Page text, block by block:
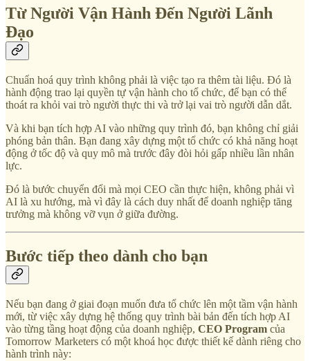
Từ Người Vận Hành Đến Người Lãnh
Đạo
Chuẩn hoá quy trình không phải là việc tạo ra thêm tài liệu. Đó là
hành động trao lại quyền tự vận hành cho tổ chức, để bạn có thể
thoát ra khỏi vai trò người thực thi và trở lại vai trò người dẫn dắt.
Và khi bạn tích hợp AI vào những quy trình đó, bạn không chỉ giải
phóng bản thân. Bạn đang xây dựng một tổ chức có khả năng hoạt
động ở tốc độ và quy mô mà trước đây đòi hỏi gấp nhiều lần nhân
lực.
Đó là bước chuyển đổi mà mọi CEO cần thực hiện, không phải vì
AI là xu hướng, mà vì đây là cách duy nhất để doanh nghiệp tăng
trưởng mà không vỡ vụn ở giữa đường.
Bước tiếp theo dành cho bạn
Nếu bạn đang ở giai đoạn muốn đưa tổ chức lên một tầm vận hành
mới, từ việc xây dựng hệ thống quy trình bài bản đến tích hợp AI
vào từng tầng hoạt động của doanh nghiệp, CEO Program của
Tomorrow Marketers có một khoá học được thiết kế dành riêng cho
hành trình này: